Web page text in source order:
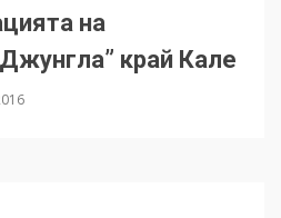
на
край Кале